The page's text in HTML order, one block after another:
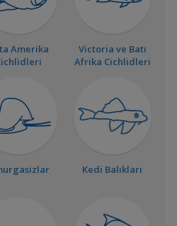
Amerika
Victoria ve Batı
Afrika Cichlidleri
Kedi Balıkları